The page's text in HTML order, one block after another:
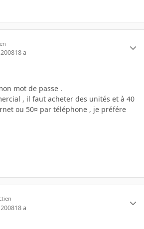
18 a
mot de passe .
, il faut acheter des unités et à 40
ou 50¤ par téléphone , je préfére
18 a